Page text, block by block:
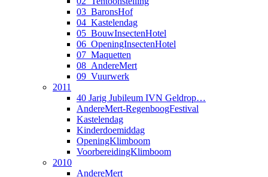
03_BaronsHof
04_Kastelendag
05_BouwInsectenHotel
06_OpeningInsectenHotel
07_Maquetten
08_AndereMert
09_Vuurwerk
2011
40 Jarig Jubileum IVN Geldrop…
AndereMert-RegenboogFestival
Kastelendag
Kinderdoemiddag
OpeningKlimboom
VoorbereidingKlimboom
2010
AndereMert